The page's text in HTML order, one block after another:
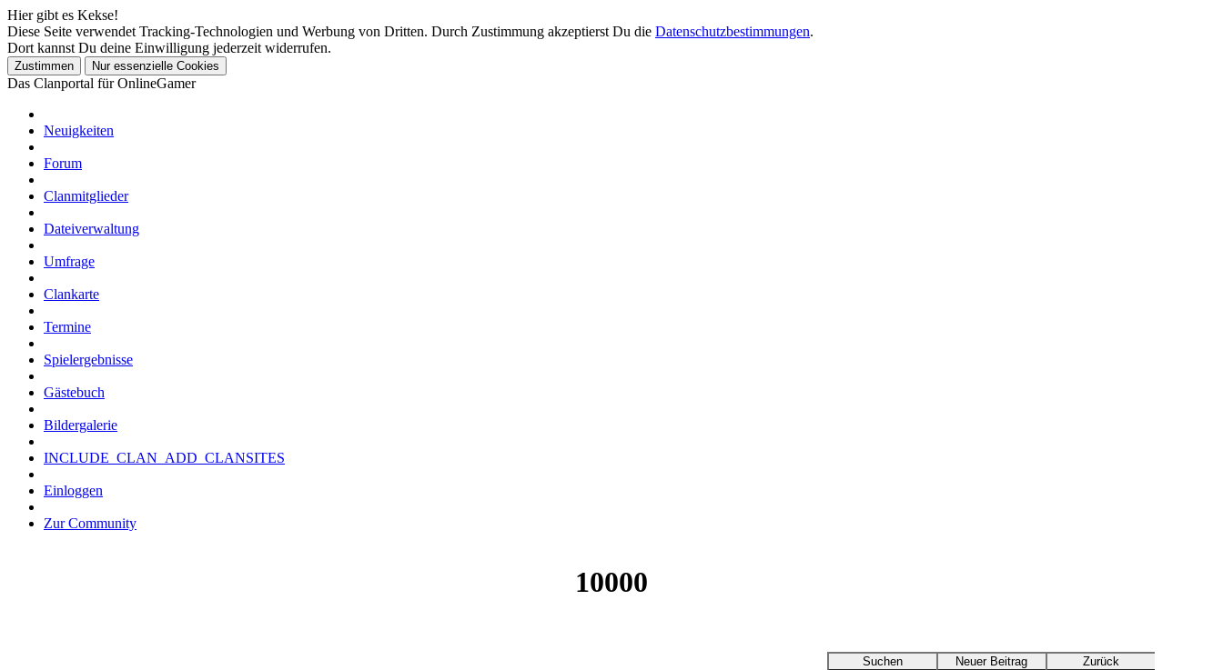
Hier gibt es Kekse!
Diese Seite verwendet Tracking-Technologien und Werbung von Dritten. Durch Zustimmung akzeptierst Du die Datenschutzbestimmungen.
Dort kannst Du deine Einwilligung jederzeit widerrufen.
Das Clanportal für OnlineGamer
Neuigkeiten
Forum
Clanmitglieder
Dateiverwaltung
Umfrage
Clankarte
Termine
Spielergebnisse
Gästebuch
Bildergalerie
INCLUDE_CLAN_ADD_CLANSITES
Einloggen
Zur Community
10000